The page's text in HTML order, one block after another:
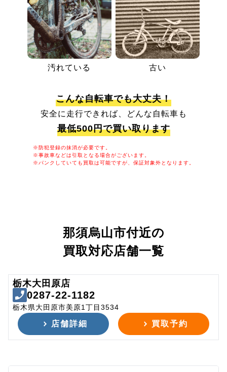
汚れている 古い
こんな自転車でも大丈夫！
安全に走行できれば、どんな自転車も
最低500円で買い取ります
※防犯登録の抹消が必要です。
※事故車などは引取となる場合がございます。
※パンクしていても買取は可能ですが、保証対象外となります。
那須烏山市付近の
買取対応店舗一覧
栃木大田原店
0287-22-1182
栃木県大田原市美原1丁目3534
店舗詳細 買取予約